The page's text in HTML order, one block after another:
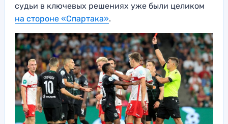
судьи в ключевых решениях уже были целиком
на стороне «Спартака».